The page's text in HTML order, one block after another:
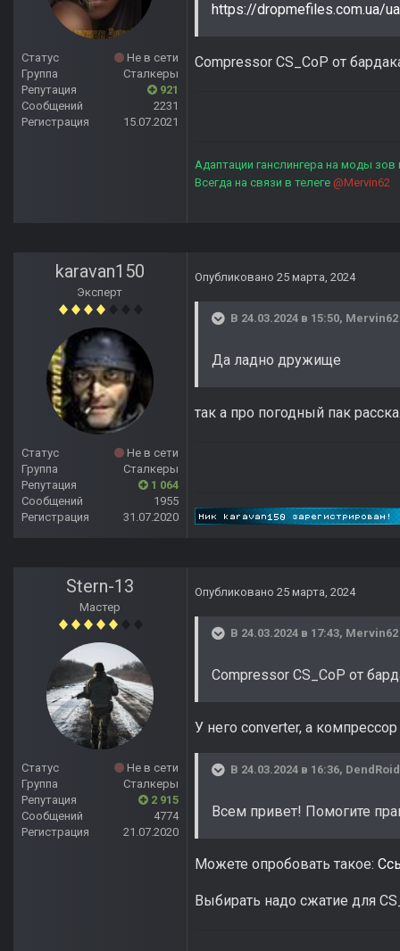
Статус
Не в сети
Группа
Сталкеры
Репутация
921
Сообщений
2231
Регистрация
15.07.2021
https://dropmefiles.com.ua/
Compressor CS_CoP от
Адаптации ганслингера на моды зов
Всегда на связи в телеге @Mervin62
karavan150
Эксперт
Статус
Не в сети
Группа
Сталкеры
Репутация
1 064
Сообщений
1955
Регистрация
31.07.2020
Опубликовано 25 марта, 2024
В 24.03.2024 в 15:50, Mervin62
Да ладно дружище
так а про погодный пак
Stern-13
Мастер
Статус
Не в сети
Группа
Сталкеры
Репутация
2 915
Сообщений
4774
Регистрация
21.07.2020
Опубликовано 25 марта, 2024
В 24.03.2024 в 17:43, Mervin62
Compressor CS_CoP от
У него converter, а компрессор
В 24.03.2024 в 16:36, DendRoid
Всем привет! Помогите
Можете опробовать такое:
Выбирать надо сжатие для